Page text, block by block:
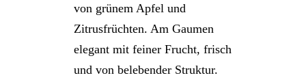
von grünem Apfel und
Zitrusfrüchten. Am Gaumen
elegant mit feiner Frucht, frisch
und von belebender Struktur.